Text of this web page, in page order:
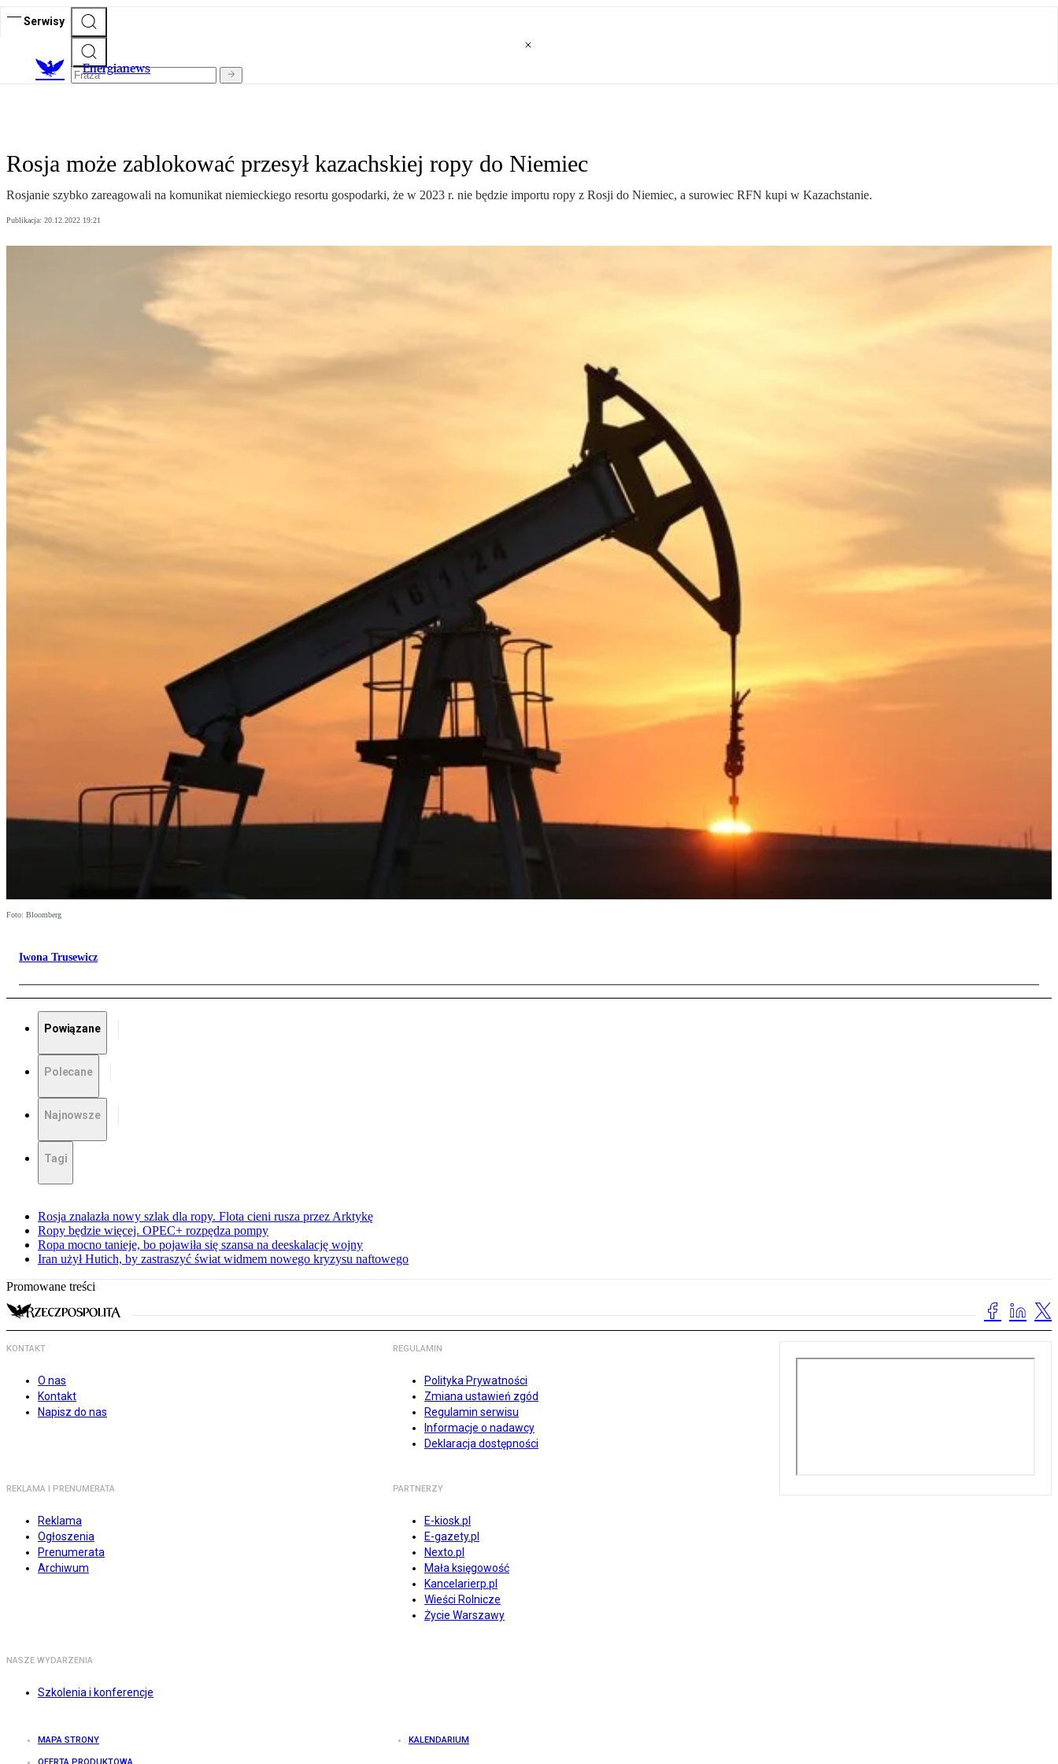
Serwisy
Energianews
Rosja może zablokować przesył kazachskiej ropy do Niemiec
Rosjanie szybko zareagowali na komunikat niemieckiego resortu gospodarki, że w 2023 r. nie będzie importu ropy z Rosji do Niemiec, a surowiec RFN kupi w Kazachstanie.
Publikacja: 20.12.2022 19:21
Foto: Bloomberg
Iwona Trusewicz
Powiązane
Polecane
Najnowsze
Tagi
Rosja znalazła nowy szlak dla ropy. Flota cieni rusza przez Arktykę
Ropy będzie więcej. OPEC+ rozpędza pompy
Ropa mocno tanieje, bo pojawiła się szansa na deeskalację wojny
Iran użył Hutich, by zastraszyć świat widmem nowego kryzysu naftowego
Promowane treści
KONTAKT
O nas
Kontakt
Napisz do nas
REGULAMIN
Polityka Prywatności
Zmiana ustawień zgód
Regulamin serwisu
Informacje o nadawcy
Deklaracja dostępności
REKLAMA I PRENUMERATA
Reklama
Ogłoszenia
Prenumerata
Archiwum
PARTNERZY
E-kiosk.pl
E-gazety.pl
Nexto.pl
Mała księgowość
Kancelarierp.pl
Wieści Rolnicze
Życie Warszawy
NASZE WYDARZENIA
Szkolenia i konferencje
MAPA STRONY KALENDARIUM